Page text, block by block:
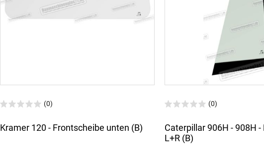
(0)
Kramer 120 - Frontscheibe unten (B)
(0)
Caterpillar 906H - 908H
L+R (B)